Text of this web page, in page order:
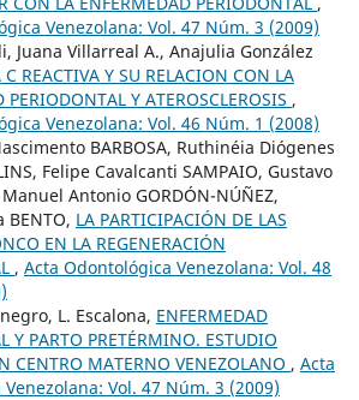
Venezolana: Vol. 47 Núm. 3 (2009)
Juana Villarreal A., Anajulia González
C REACTIVA Y SU RELACION CON LA
PERIODONTAL Y ATEROSCLEROSIS ,
Venezolana: Vol. 46 Núm. 1 (2008)
BARBOSA, Ruthinéia Diógenes
Felipe Cavalcanti SAMPAIO, Gustavo
Manuel Antonio GORDÓN-NÚÑEZ,
BENTO, LA PARTICIPACIÓN DE LAS
EN LA REGENERACIÓN
, Acta Odontológica Venezolana: Vol. 48
L. Escalona, ENFERMEDAD
Y PARTO PRETÉRMINO. ESTUDIO
CENTRO MATERNO VENEZOLANO , Acta
Vol. 47 Núm. 3 (2009)